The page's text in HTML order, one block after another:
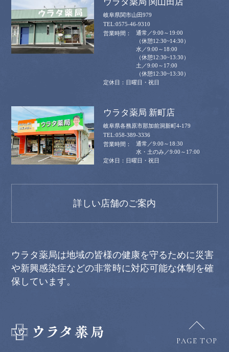
岐阜県関市山田979
0575-46-9310
通常／9:00～19:00
（休憩12:30~14:30）
水／9:00～18:00
（休憩12:30~13:30）
土／9:00～17:00
（休憩12:30~13:30）
日曜日・祝日
ウラタ薬局 新町店
岐阜県各務原市那加前洞新町4-179
058-389-3336
通常／9:00～18:30
水・土のみ／9:00～17:00
日曜日・祝日
詳しい店舗のご案内
ウラタ薬局は地域の皆様の健康を守るために災害
や新興感染症などの非常時に対応可能な体制を確
保しています。
PAGE TOP